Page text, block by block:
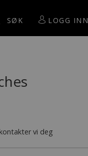
LOGG INN
vi deg